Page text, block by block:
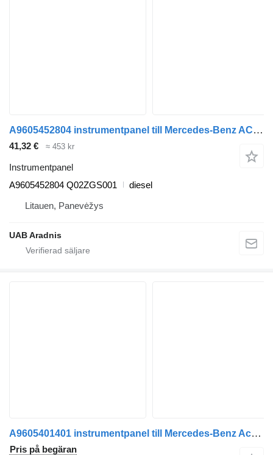
A9605452804 instrumentpanel till Mercedes-Benz ACTROS MP4 dragbil
41,32 € ≈ 453 kr
Instrumentpanel
A9605452804 Q02ZGS001
diesel
Litauen, Panevėžys
UAB Aradnis
A9605401401 instrumentpanel till Mercedes-Benz Actros MP5 dragbil
Pris på begäran